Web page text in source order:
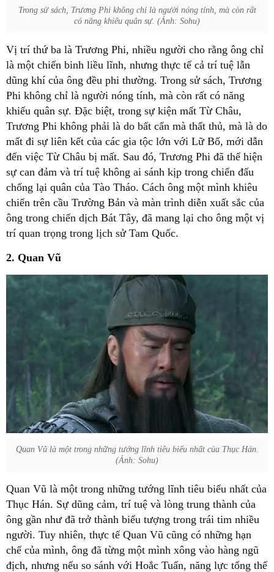
Trong sử sách, Trương Phi không chỉ là người nóng tính, mà còn rất
có năng khiếu quân sự. (Ảnh: Sohu)
Vị trí thứ ba là Trương Phi, nhiều người cho rằng ông chỉ
là một chiến binh liều lĩnh, nhưng thực tế cả trí tuệ lẫn
dũng khí của ông đều phi thường. Trong sử sách, Trương
Phi không chỉ là người nóng tính, mà còn rất có năng
khiếu quân sự. Đặc biệt, trong sự kiện mất Từ Châu,
Trương Phi không phải là do bất cẩn mà thất thủ, mà là do
mất đi sự liên kết của các gia tộc lớn với Lữ Bố, mới dẫn
đến việc Từ Châu bị mất. Sau đó, Trương Phi đã thể hiện
sự can đảm và trí tuệ không ai sánh kịp trong chiến đấu
chống lại quân của Tào Tháo. Cách ông một mình khiêu
chiến trên cầu Trường Bản và màn trình diễn xuất sắc của
ông trong chiến dịch Bát Tây, đã mang lại cho ông một vị
trí quan trọng trong lịch sử Tam Quốc.
2. Quan Vũ
Quan Vũ là một trong những tướng lĩnh tiêu biểu nhất của Thục Hán.
(Ảnh: Sohu)
Quan Vũ là một trong những tướng lĩnh tiêu biểu nhất của
Thục Hán. Sự dũng cảm, trí tuệ và lòng trung thành của
ông gần như đã trở thành biểu tượng trong trái tim nhiều
người. Tuy nhiên, thực tế Quan Vũ cũng có những hạn
chế của mình, ông đã từng một mình xông vào hàng ngũ
địch, nhưng nếu so sánh với Hoắc Tuấn, năng lực tổng thể